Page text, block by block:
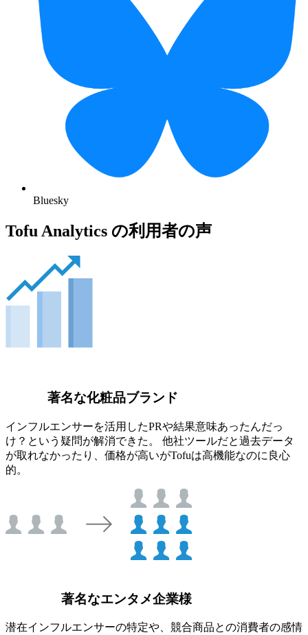
Bluesky
Tofu Analytics の利用者の声
著名な化粧品ブランド
インフルエンサーを活用したPRや結果意味あったんだっ
け？という疑問が解消できた。 他社ツールだと過去データ
が取れなかったり、価格が高いがTofuは高機能なのに良心
的。
著名なエンタメ企業様
潜在インフルエンサーの特定や、競合商品との消費者の感情